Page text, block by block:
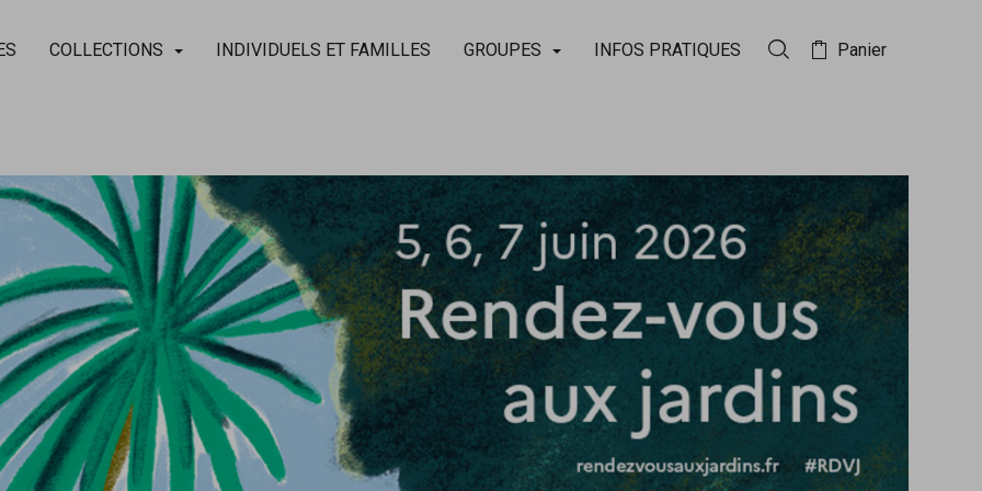
COLLECTIONS INDIVIDUELS ET FAMILLES GROUPES INFOS PRATIQUES Rechercher dans la
Panier